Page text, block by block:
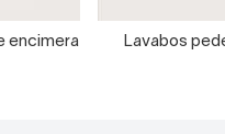
encimera Lavabos